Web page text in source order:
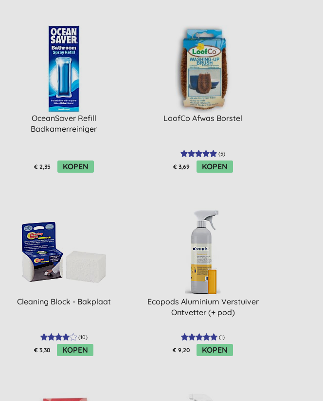
OceanSaver Refill
Badkamerreiniger
€ 2,35 KOPEN
LoofCo Afwas Borstel
(5)
€ 3,69 KOPEN
Cleaning Block - Bakplaat
(10)
€ 3,30 KOPEN
Ecopods Aluminium Verstuiver
Ontvetter (+ pod)
(1)
€ 9,20 KOPEN